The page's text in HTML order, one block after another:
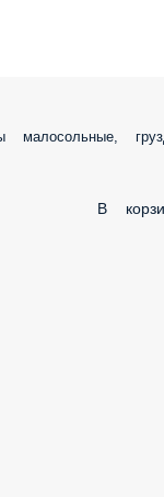
малосольные,
В